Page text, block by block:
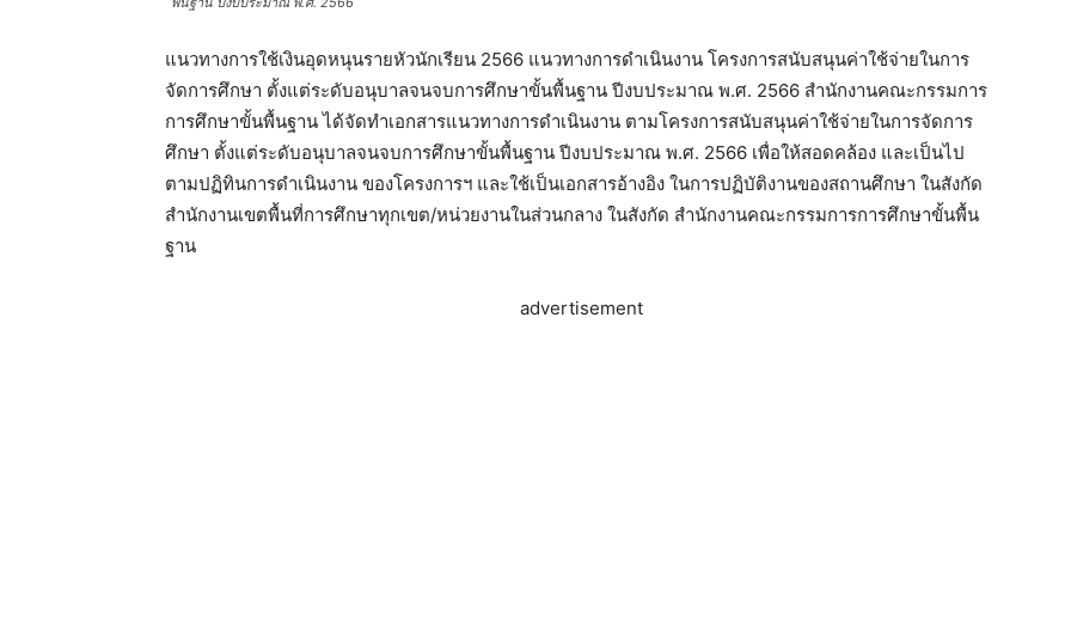
แนวทางการใช้เงินอุดหนุนรายหัวนักเรียน 2566 แนวทางการดําเนินงาน โครงการสนับสนุนค่าใช้จ่ายในการ
จัดการศึกษา ตั้งแต่ระดับอนุบาลจนจบการศึกษาขั้นพื้นฐาน ปีงบประมาณ พ.ศ. 2566 สํานักงานคณะกรรมการ
การศึกษาขั้นพื้นฐาน ได้จัดทําเอกสารแนวทางการดําเนินงาน ตามโครงการสนับสนุนค่าใช้จ่ายในการจัดการ
ศึกษา ตั้งแต่ระดับอนุบาลจนจบการศึกษาขั้นพื้นฐาน ปีงบประมาณ พ.ศ. 2566 เพื่อให้สอดคล้อง และเป็นไป
ตามปฏิทินการดําเนินงาน ของโครงการฯ และใช้เป็นเอกสารอ้างอิง ในการปฏิบัติงานของสถานศึกษา ในสังกัด
สํานักงานเขตพื้นที่การศึกษาทุกเขต/หน่วยงานในส่วนกลาง ในสังกัด สํานักงานคณะกรรมการการศึกษาขั้นพื้น
ฐาน
advertisement